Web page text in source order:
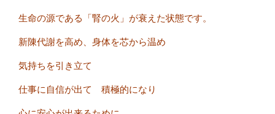
生命の源である「腎の火」が衰えた状態です。
新陳代謝を高め、身体を芯から温め
気持ちを引き立て
仕事に自信が出て 積極的になり